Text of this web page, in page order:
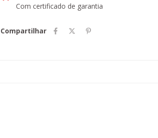
Com certificado de garantia
Compartilhar